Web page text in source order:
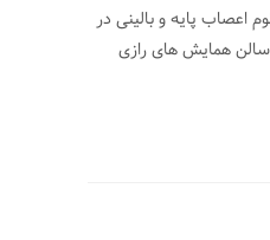
اعصاب پایه و بالینی در
تا 9 آبان 1393 در سالن همایش­ های رازی